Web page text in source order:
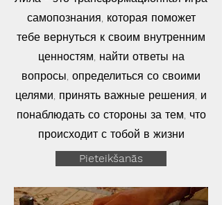
самопознания, которая поможет
тебе вернуться к своим внутренним
ценностям, найти ответы на
вопросы, определиться со своими
целями, принять важные решения, и
понаблюдать со стороны за тем, что
происходит с тобой в жизни
Pieteikšanās